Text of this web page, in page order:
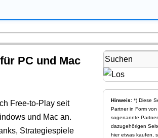
PC und Mac
Free-to-Play seit
und Mac an.
Strategiespiele
Hinweis: *) Diese
Partner in Form
sogenannte
dazugehörigen
hier etwas kaufen,